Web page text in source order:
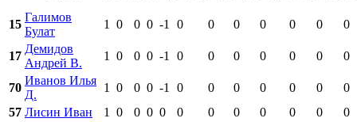
15
Галимов
Булат
1 0 0 0 -1 0 0 0 0 0 0 0
17
Демидов
Андрей В.
1 0 0 0 -1 0 0 0 0 0 0 0
70
Иванов Илья
Д.
1 0 0 0 -1 0 0 0 0 0 0
0
57 Лисин Иван 1 0 0 0 0 0 0 0 0 0 0
0